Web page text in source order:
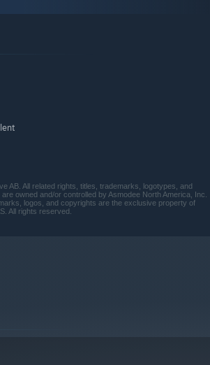
AB. All related rights, titles, trademarks, logotypes, and
owned and/or controlled by Asmodee North America, Inc.
logos, and copyrights are the exclusive property of
All rights reserved.